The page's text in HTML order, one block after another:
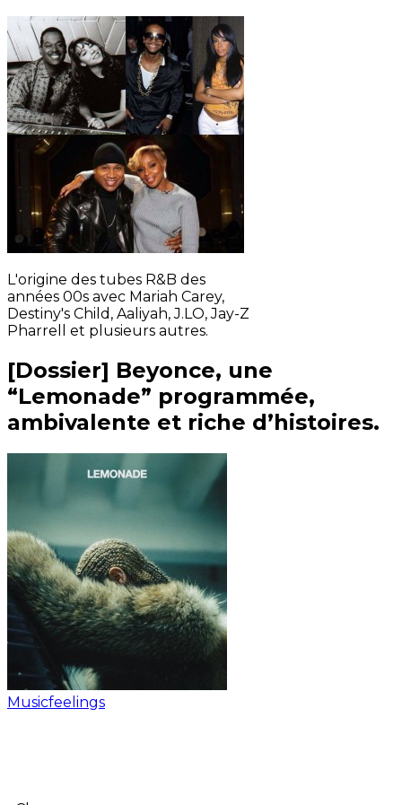
L'origine des tubes R&B des
années 00s avec Mariah Carey,
Destiny's Child, Aaliyah, J.LO, Jay-Z
Pharrell et plusieurs autres.
[Dossier] Beyonce, une
“Lemonade” programmée,
ambivalente et riche d’histoires.
Musicfeelings